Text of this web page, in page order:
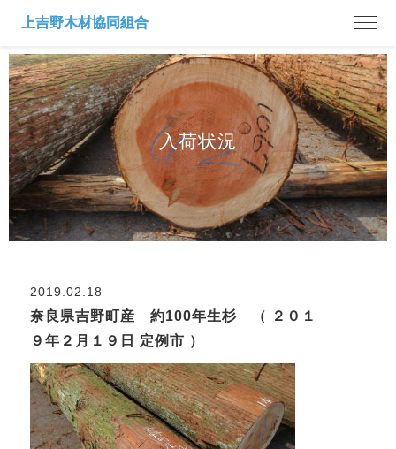
入荷状況
2019.02.18
奈良県吉野町産 約100年生杉 （ ２０１
９年２月１９日 定例市 ）